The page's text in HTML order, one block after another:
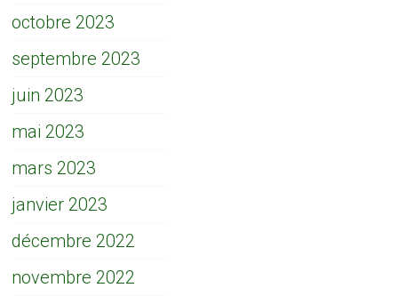
octobre 2023
septembre 2023
juin 2023
mai 2023
mars 2023
janvier 2023
décembre 2022
novembre 2022